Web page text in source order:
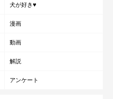
犬が好き♥
漫画
動画
解説
アンケート